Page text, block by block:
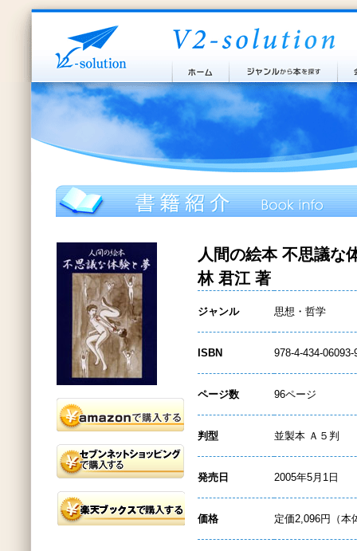
人間の絵本 不思議な
林 君江 著
ジャンル 思想・哲学
ISBN 978-4-434-06093-
ページ数 96ページ
判型 並製本 Ａ５判
発売日 2005年5月1日
価格 定価2,096円（本